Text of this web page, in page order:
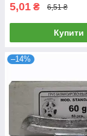
5,01 ₴ 6,51 ₴
Купити
–14%